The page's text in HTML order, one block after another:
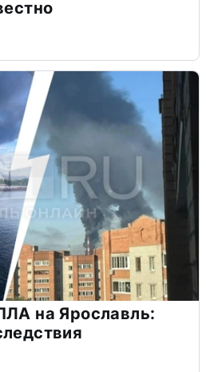
на Ярославль: